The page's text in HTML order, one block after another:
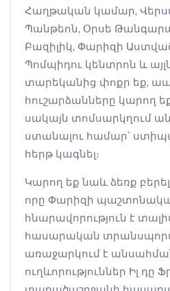
Հաղթական կամար,
Պանթեոն, Օրսե
Բազիլիկ, Փարիզի
Պոմպիդու կենտրոն և
տարեկանից փոքր եք,
հուշարձանները կարող
սակայն տոմսարկղում
ստանալու համար՝
հերթ կագնել։
Կարող եք նաև ձեռք բերել
որը Փարիզի
հնարավորություն է
հասարական
առաջարկում է
ուղևորություններ Իլ դը